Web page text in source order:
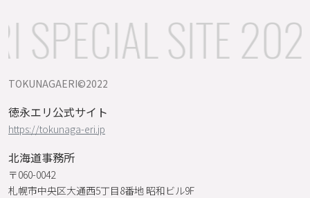
SPECIAL SITE
TOKUNAGAERI©️2022
徳永エリ公式サイト
https://tokunaga-eri.jp
北海道事務所
〒060-0042
札幌市中央区大通西5丁目8番地 昭和ビル9F